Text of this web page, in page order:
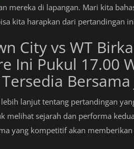
mereka di lapangan. Mari kita
kita harapkan dari pertandingan
City vs WT
Ini Pukul 17.00
lanjut tentang pertandingan
melihat sejarah dan performa
yang kompetitif akan